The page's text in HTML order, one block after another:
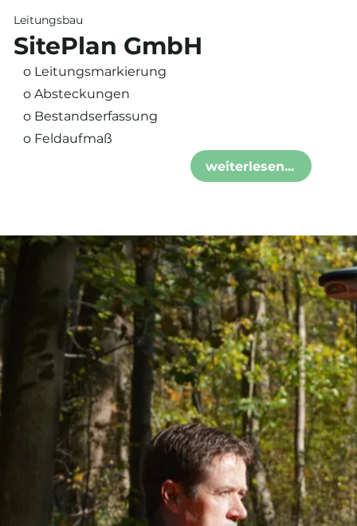
Leitungsbau
SitePlan GmbH
o Leitungsmarkierung
o Absteckungen
o Bestandserfassung
o Feldaufmaß
weiterlesen...